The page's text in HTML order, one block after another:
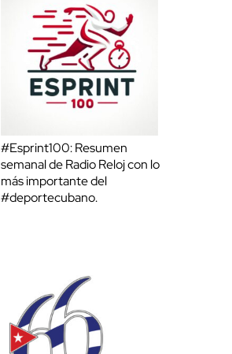
#Esprint100: Resumen
semanal de Radio Reloj con lo
más importante del
#deportecubano.